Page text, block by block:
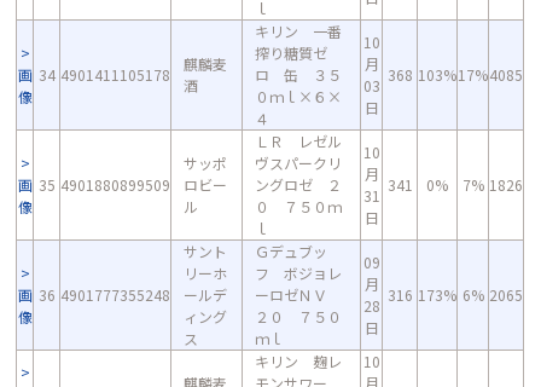
ｌ
画
像
34 4901411105178
麒麟麦
酒
キリン 一番
搾り糖質ゼ
ロ 缶 ３５
０ｍｌ×６×
４
10
月
03
日
368 103%17%4085
画
像
35 4901880899509
サッポ
ロビー
ル
ＬＲ レゼル
ヴスパークリ
ングロゼ ２
０ ７５０ｍ
ｌ
10
月
31
日
341 0% 7% 1826
画
像
36 4901777355248
サント
リーホ
ールデ
ィング
ス
Ｇデュブッ
フ ボジョレ
ーロゼＮＶ
２０ ７５０
ｍｌ
09
月
28
日
316 173% 6% 2065
麒麟麦
キリン 麹レ
モンサワー
10
月